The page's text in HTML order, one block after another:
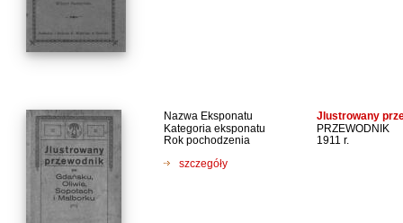
Nazwa Eksponatu Jlustrowany
Kategoria eksponatu
PRZEWODNIK
Rok pochodzenia
1911 r.
szczegóły